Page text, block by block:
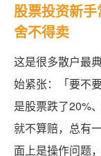
股票投资新
舍不得卖
这是很多散户最
始紧张：「要不
是股票跌了20%
就不算赔，总有
面上是操作问题